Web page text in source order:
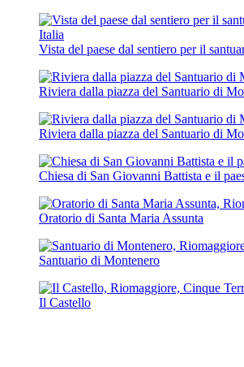
Vista del paese dal sentiero per il
Riviera dalla piazza del Santuario di
Riviera dalla piazza del Santuario di
Chiesa di San Giovanni Battista e il
Oratorio di Santa Maria Assunta
Santuario di Montenero
Il Castello